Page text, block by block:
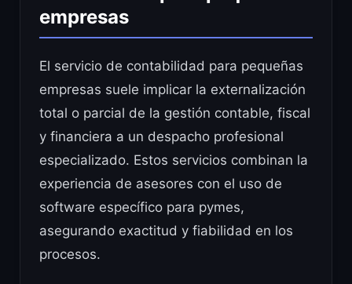
empresas
El servicio de contabilidad para pequeñas
empresas suele implicar la externalización
total o parcial de la gestión contable, fiscal
y financiera a un despacho profesional
especializado. Estos servicios combinan la
experiencia de asesores con el uso de
software específico para pymes,
asegurando exactitud y fiabilidad en los
procesos.